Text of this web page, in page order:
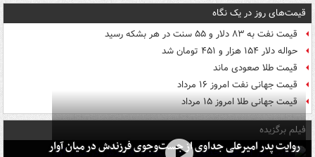
قیمت‌های روز در یک نگاه
قیمت نفت به ۸۳ دلار و ۵۵ سنت در هر بشکه رسید
حواله دلار ۱۵۴ هزار و ۴۵۱ تومان شد
قیمت طلا صعودی ماند
قیمت جهانی نفت امروز ۱۶ مرداد
قیمت جهانی طلا امروز ۱۵ مرداد
فیلم برگزیده
روایت پدر امیرعلی جداوی از جست‌وجوی فرزندش در میان آوار